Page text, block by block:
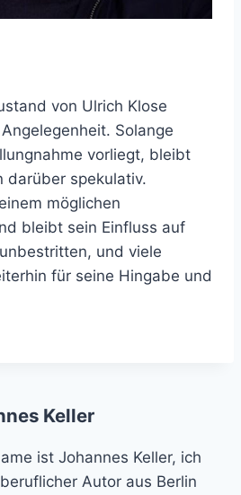
von Ulrich Klose
Solange
vorliegt, bleibt
darüber spekulativ.
möglichen
bleibt sein Einfluss auf
und viele
für seine Hingabe und
Keller
ist Johannes Keller, ich
Autor aus Berlin